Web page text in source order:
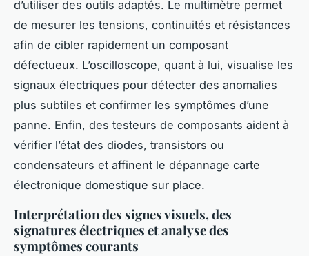
d’utiliser des outils adaptés. Le multimètre permet
de mesurer les tensions, continuités et résistances
afin de cibler rapidement un composant
défectueux. L’oscilloscope, quant à lui, visualise les
signaux électriques pour détecter des anomalies
plus subtiles et confirmer les symptômes d’une
panne. Enfin, des testeurs de composants aident à
vérifier l’état des diodes, transistors ou
condensateurs et affinent le dépannage carte
électronique domestique sur place.
Interprétation des signes visuels, des
signatures électriques et analyse des
symptômes courants